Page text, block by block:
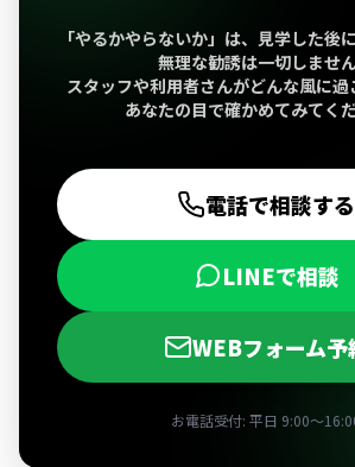
「やるかやらないか」は、見学した後
無理な勧誘は一切しません
スタッフや利用者さんがどんな風に過
あなたの目で確かめてみてくだ
電話で相談する
LINEで相談
WEBフォーム予
お電話受付: 平日 9:00〜